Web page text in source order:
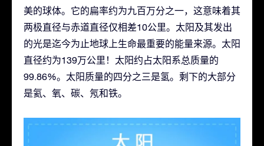
美的球体。它的扁率约为九百万分之一，这意味着其
两极直径与赤道直径仅相差10公里。太阳及其发出
的光是迄今为止地球上生命最重要的能量来源。太阳
直径约为139万公里！太阳约占太阳系总质量的
99.86%。太阳质量的四分之三是氢。剩下的大部分
是氦、氧、碳、氖和铁。